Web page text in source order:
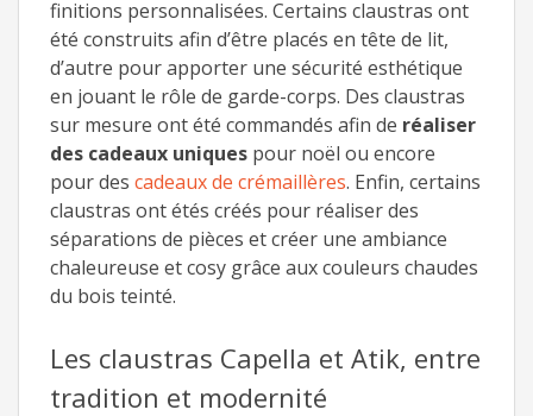
finitions personnalisées. Certains claustras ont
été construits afin d’être placés en tête de lit,
d’autre pour apporter une sécurité esthétique
en jouant le rôle de garde-corps. Des claustras
sur mesure ont été commandés afin de réaliser
des cadeaux uniquespour noël ou encore
pour des cadeaux de crémaillères. Enfin, certains
claustras ont étés créés pour réaliser des
séparations de pièces et créer une ambiance
chaleureuse et cosy grâce aux couleurs chaudes
du bois teinté.
Les claustras Capella et Atik, entre
tradition et modernité